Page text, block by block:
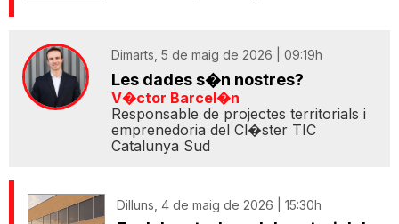
Dimarts, 5 de maig de 2026 | 09:19h
Les dades s�n nostres?
V�ctor Barcel�n
Responsable de projectes territorials i
emprenedoria del Cl�ster TIC
Catalunya Sud
Dilluns, 4 de maig de 2026 | 15:30h